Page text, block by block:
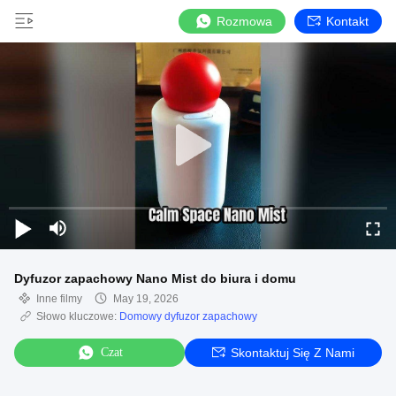
Rozmowa Kontakt
Dyfuzor zapachowy Nano Mist do biura i domu
Inne filmy
May 19, 2026
Słowo kluczowe: Domowy dyfuzor zapachowy
Czat Skontaktuj Się Z Nami